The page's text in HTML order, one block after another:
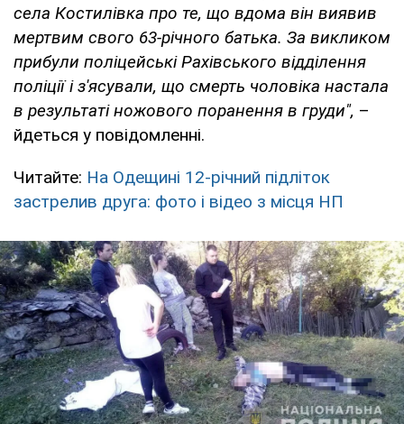
села Костилівка про те, що вдома він виявив
мертвим свого 63-річного батька. За викликом
прибули поліцейські Рахівського відділення
поліції і з'ясували, що смерть чоловіка настала
в результаті ножового поранення в груди", –
йдеться у повідомленні.
Читайте: На Одещині 12-річний підліток
застрелив друга: фото і відео з місця НП